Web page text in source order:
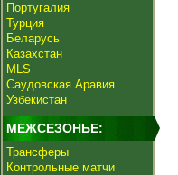
Португалия
Турция
Беларусь
Казахстан
MLS
Саудовская Аравия
Узбекистан
МЕЖСЕЗОНЬЕ:
Трансферы
Контрольные матчи